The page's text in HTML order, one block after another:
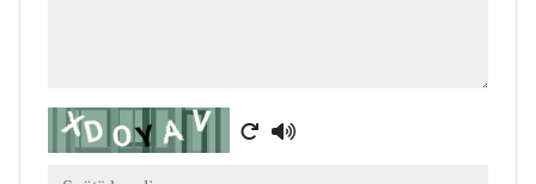
Captcha